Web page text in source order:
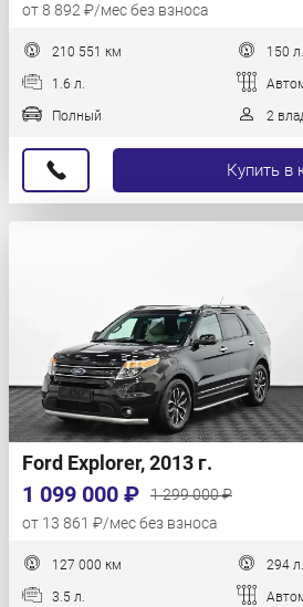
от 8 892 ₽/мес без взноса
210 551 км 150
1.6 л.
Полный 2
Купить в
Ford Explorer, 2013 г.
1 099 000 ₽
1 299 000 ₽
от 13 861 ₽/мес без взноса
127 000 км 294
3.5 л.